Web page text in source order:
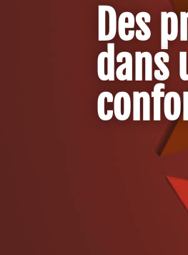
Des
dans